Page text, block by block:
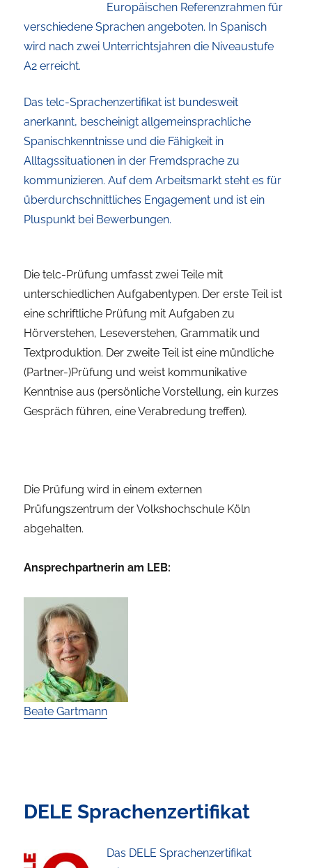
Europäischen Referenzrahmen für
verschiedene Sprachen angeboten. In Spanisch
wird nach zwei Unterrichtsjahren die Niveaustufe
A2 erreicht.
Das telc-Sprachenzertifikat ist bundesweit
anerkannt, bescheinigt allgemeinsprachliche
Spanischkenntnisse und die Fähigkeit in
Alltagssituationen in der Fremdsprache zu
kommunizieren. Auf dem Arbeitsmarkt steht es für
überdurchschnittliches Engagement und ist ein
Pluspunkt bei Bewerbungen.
Die telc-Prüfung umfasst zwei Teile mit
unterschiedlichen Aufgabentypen. Der erste Teil ist
eine schriftliche Prüfung mit Aufgaben zu
Hörverstehen, Leseverstehen, Grammatik und
Textproduktion. Der zweite Teil ist eine mündliche
(Partner-)Prüfung und weist kommunikative
Kenntnise aus (persönliche Vorstellung, ein kurzes
Gespräch führen, eine Verabredung treffen).
Die Prüfung wird in einem externen
Prüfungszentrum der Volkshochschule Köln
abgehalten.
Ansprechpartnerin am LEB:
Beate Gartmann
DELE Sprachenzertifikat
Das DELE Sprachenzertifikat